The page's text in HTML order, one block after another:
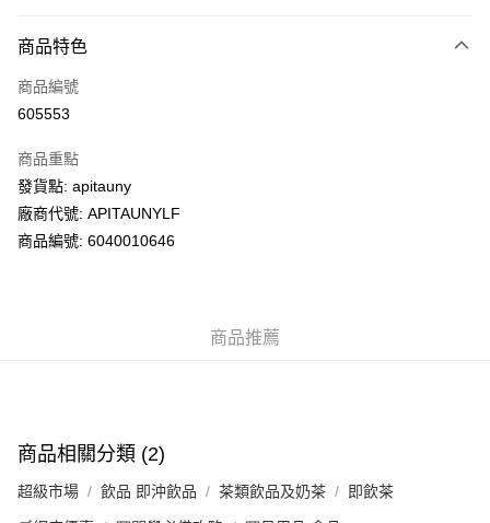
信用卡
AlipayHK
WeChat Pay
送貨方式
每筆HK$50.00，滿HK$200.00或以上免運費
UNY 門市自取
商品特色
商品編號
605553
商品重點
發貨點: apitauny
廠商代號: APITAUNYLF
商品編號: 6040010646
商品推薦
商品相關分類 (2)
超級市場 飲品 即沖飲品 茶類飲品及奶茶 即飲茶